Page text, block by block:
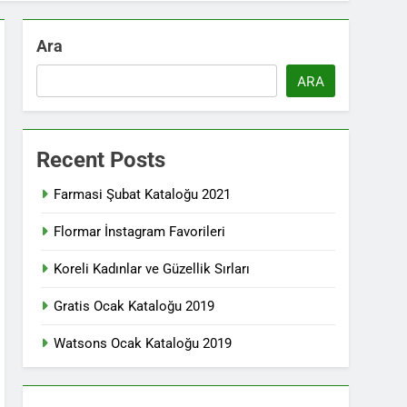
Ara
ARA
Recent Posts
Farmasi Şubat Kataloğu 2021
Flormar İnstagram Favorileri
Koreli Kadınlar ve Güzellik Sırları
Gratis Ocak Kataloğu 2019
Watsons Ocak Kataloğu 2019